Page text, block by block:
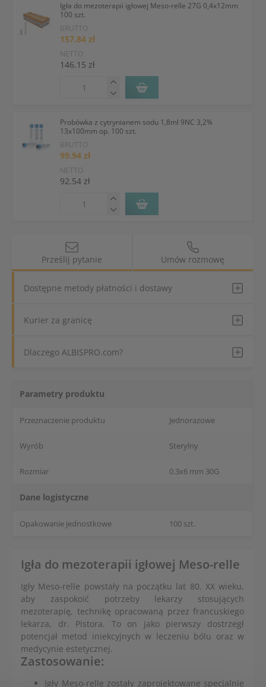
Igła do mezoterapii igłowej Meso-relle 27G 0,4x12mm
100 szt.
BRUTTO
157.84 zł
NETTO
146.15 zł
Probówka z cytrynianem sodu 1,8ml 9NC 3,2%
13x100mm op. 100 szt.
BRUTTO
99.94 zł
NETTO
92.54 zł
Prześlij pytanie Umów rozmowę
Dostępne metody płatności i dostawy
Kurier za granicę
Dlaczego ALBISPRO.com?
Parametry produktu
Przeznaczenie produktu Jednorazowe
Wyrób Sterylny
Rozmiar 0.3x6 mm 30G
Dane logistyczne
Opakowanie jednostkowe 100 szt.
Igła do mezoterapii igłowej Meso-relle
Igły Meso-relle powstały na początku lat 80. XX wieku,
aby zaspokoić potrzeby lekarzy stosujących
mezoterapię, technikę opracowaną przez francuskiego
lekarza, dr. Pistora. To on jako pierwszy dostrzegł
potencjał metod iniekcyjnych w leczeniu bólu oraz w
medycynie estetycznej.
Zastosowanie:
Igły Meso-relle zostały zaprojektowane specjalnie